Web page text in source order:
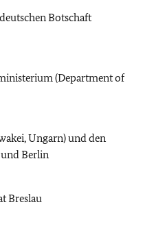
Botschaft
(Department of
Ungarn) und den
und Berlin
Breslau